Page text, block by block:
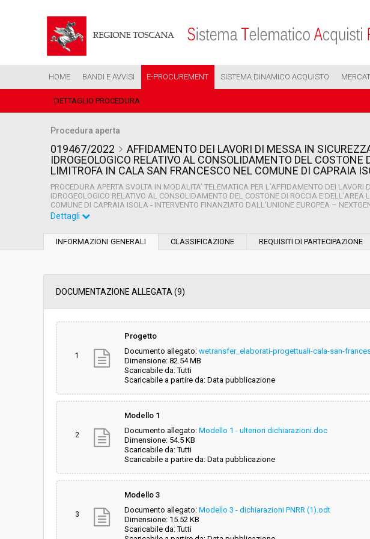
HOME BANDI E AVVISI E-PROCUREMENT SISTEMA DINAMICO ACQUISTO
DETTAGLIO PROCEDURA
Procedura aperta
019467/2022
AFFIDAMENTO DEI LAVORI DI MESSA IN
IDROGEOLOGICO RELATIVO AL CONSOLIDAMENTO DEL COSTONE
LIMITROFA IN CALA SAN FRANCESCO NEL COMUNE DI CAPRAIA
PROCEDURA APERTA SVOLTA IN MODALITA’ TELEMATICA PER L’AFFIDAMENTO DEI
IDROGEOLOGICO RELATIVO AL CONSOLIDAMENTO DEL COSTONE DI ROCCIA E
COMUNE DI CAPRAIA ISOLA - INTERVENTO FINANZIATO DALL’UNIONE EUROPEA –
Data pubblicazione:
Svolgimento: Gara in busta chiusa
Responsabile attuale: CONSORZIO ENERGIA TOSCANA
Dettagli
INFORMAZIONI GENERALI CLASSIFICAZIONE REQUISITI DI PARTECIPAZIONE
DOCUMENTAZIONE ALLEGATA (9)
1
Progetto
Documento allegato: wetransfer_elaborati-progettuali-cala-san-
Dimensione: 82.54 MB
Scaricabile da: Tutti
Scaricabile a partire da: Data pubblicazione
2
Modello 1
Documento allegato: Modello 1 - ulteriori dichiarazioni.doc
Dimensione: 54.5 KB
Scaricabile da: Tutti
Scaricabile a partire da: Data pubblicazione
3
Modello 3
Documento allegato: Modello 3 - dichiarazioni PNRR (1).odt
Dimensione: 15.52 KB
Scaricabile da: Tutti